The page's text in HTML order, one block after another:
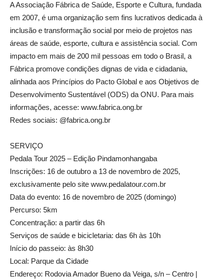
A Associação Fábrica de Saúde, Esporte e Cultura, fundada
em 2007, é uma organização sem fins lucrativos dedicada à
inclusão e transformação social por meio de projetos nas
áreas de saúde, esporte, cultura e assistência social. Com
impacto em mais de 200 mil pessoas em todo o Brasil, a
Fábrica promove condições dignas de vida e cidadania,
alinhada aos Princípios do Pacto Global e aos Objetivos de
Desenvolvimento Sustentável (ODS) da ONU. Para mais
informações, acesse: www.fabrica.ong.br
Redes sociais: @fabrica.ong.br
SERVIÇO
Pedala Tour 2025 – Edição Pindamonhangaba
Inscrições: 16 de outubro a 13 de novembro de 2025,
exclusivamente pelo site www.pedalatour.com.br
Data do evento: 16 de novembro de 2025 (domingo)
Percurso: 5km
Concentração: a partir das 6h
Serviços de saúde e bicicletaria: das 6h às 10h
Início do passeio: às 8h30
Local: Parque da Cidade
Endereço: Rodovia Amador Bueno da Veiga, s/n – Centro |